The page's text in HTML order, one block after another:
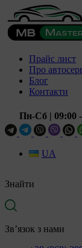
Прайс лист
Про
Блог
Контакти
Пн-Сб | 09:00
UA
Знайти
Зв’язок з нами